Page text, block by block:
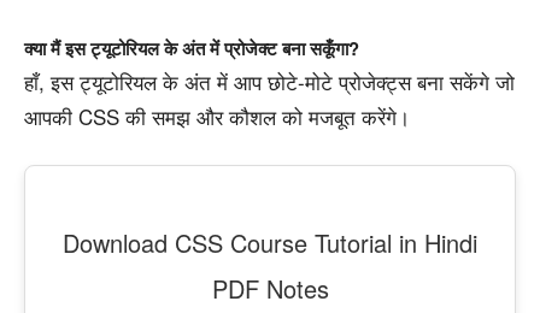
क्या मैं इस ट्यूटोरियल के अंत में प्रोजेक्ट बना सकूँगा?
हाँ, इस ट्यूटोरियल के अंत में आप छोटे-मोटे प्रोजेक्ट्स बना सकेंगे जो
आपकी CSS की समझ और कौशल को मजबूत करेंगे।
Download CSS Course Tutorial in Hindi
PDF Notes